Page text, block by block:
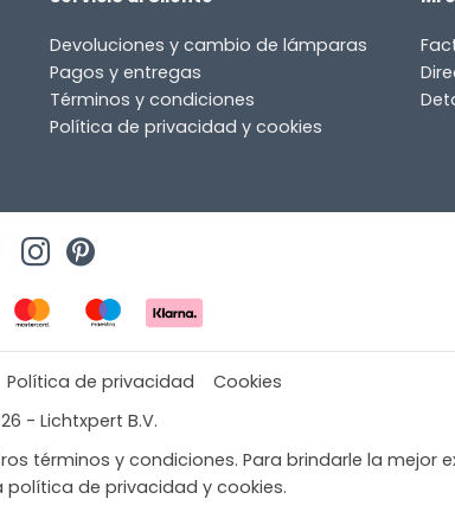
Devoluciones y cambio de lámparas
Pagos y entregas
Términos y condiciones
Política de privacidad y cookies
Política de privacidad
Cookies
- Lichtxpert B.V.
términos y condiciones. Para brindarle la mejor
de privacidad y cookies.